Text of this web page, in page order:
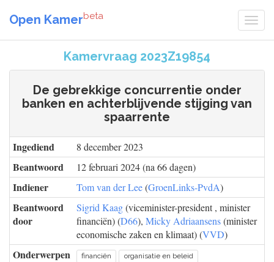
Open Kamerbeta
Kamervraag 2023Z19854
De gebrekkige concurrentie onder
banken en achterblijvende stijging van
spaarrente
Ingediend 8 december 2023
Beantwoord 12 februari 2024 (na 66 dagen)
Indiener Tom van der Lee(GroenLinks-PvdA)
Beantwoord
door
Sigrid Kaag(viceminister-president , minister
financiën) (D66), Micky Adriaansens(minister
economische zaken en klimaat) (VVD)
Onderwerpen financiën organisatie en beleid